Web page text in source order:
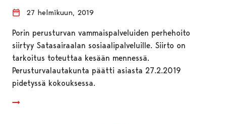
27 helmikuun, 2019
Porin perusturvan vammaispalveluiden perhehoito
siirtyy Satasairaalan sosiaalipalveluille. Siirto on
tarkoitus toteuttaa kesään mennessä.
Perusturvalautakunta päätti asiasta 27.2.2019
pidetyssä kokouksessa.